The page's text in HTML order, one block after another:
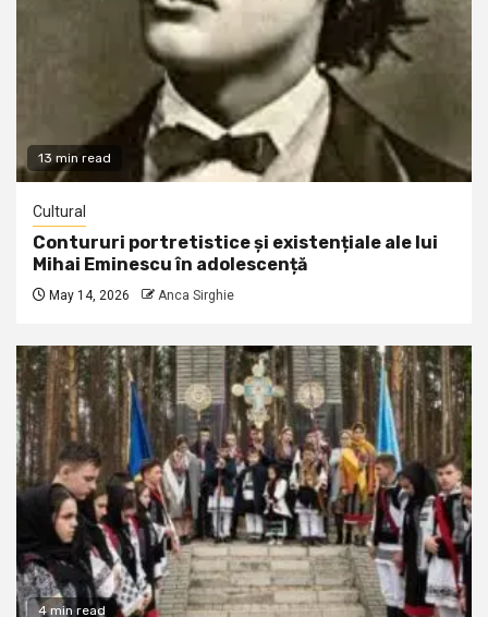
13 min read
Cultural
Contururi portretistice și existențiale ale lui
Mihai Eminescu în adolescență
May 14, 2026 Anca Sirghie
4 min read